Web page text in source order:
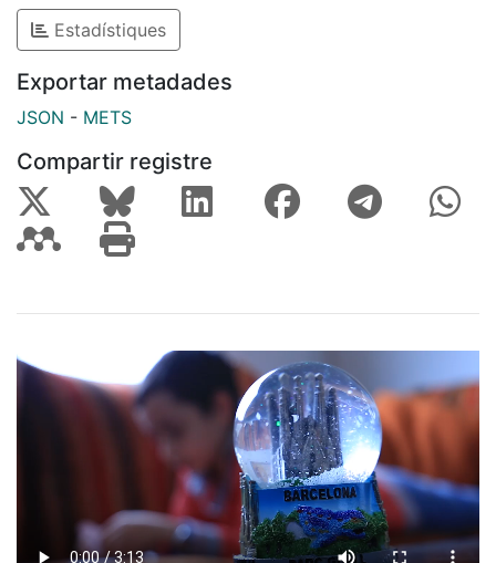
Estadístiques
Exportar metadades
JSON - METS
Compartir registre